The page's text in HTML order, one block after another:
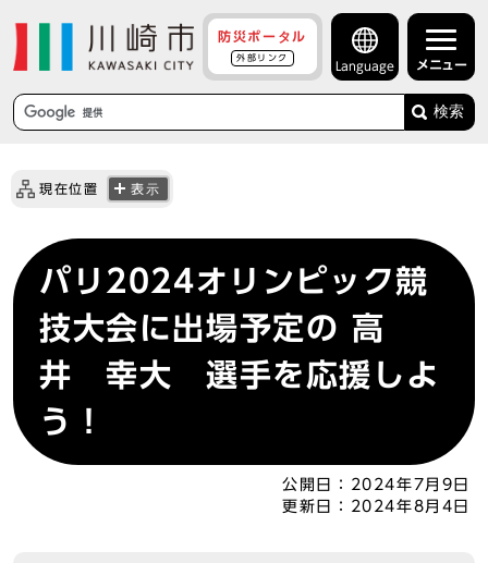
防災ポータル
外部リンク
Language メニュー
検索
現在位置 表示
パリ2024オリンピック競
技大会に出場予定の 高
井 幸大 選手を応援しよ
う！
公開日：
2024年7月9日
更新日：
2024年8月4日